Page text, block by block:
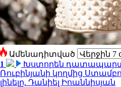
Ամենադիտված
1
Խստորեն
Ռուբինյանի կողմից
լինելը. Դանիել Իոաննիսյան